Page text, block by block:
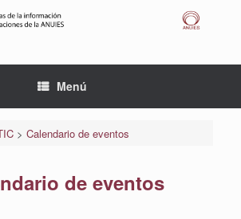
Menú
> Calendario de eventos
de eventos